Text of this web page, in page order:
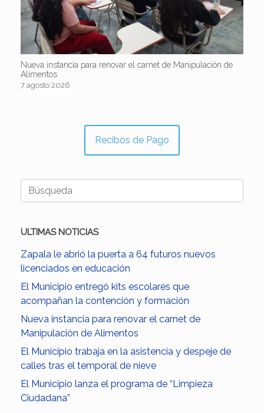
Nueva instancia para renovar el carnet de Manipulación de
Alimentos
7 agosto 2026
Recibos de Pago
Buscar:
ULTIMAS NOTICIAS
Zapala le abrió la puerta a 64 futuros nuevos
licenciados en educación
El Municipio entregó kits escolares que
acompañan la contención y formación
Nueva instancia para renovar el carnet de
Manipulación de Alimentos
El Municipio trabaja en la asistencia y despeje de
calles tras el temporal de nieve
El Municipio lanza el programa de “Limpieza
Ciudadana”